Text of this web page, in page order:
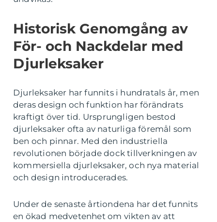
Historisk Genomgång av
För- och Nackdelar med
Djurleksaker
Djurleksaker har funnits i hundratals år, men
deras design och funktion har förändrats
kraftigt över tid. Ursprungligen bestod
djurleksaker ofta av naturliga föremål som
ben och pinnar. Med den industriella
revolutionen började dock tillverkningen av
kommersiella djurleksaker, och nya material
och design introducerades.
Under de senaste årtiondena har det funnits
en ökad medvetenhet om vikten av att